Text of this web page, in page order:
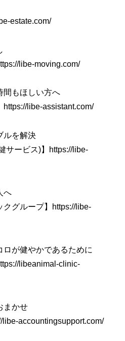
estate.com/
libe-moving.com/
もほしい方へ
https://libe-assistant.com/
ルを解決
サービス)】https://libe-
へ
クグループ】https://libe-
が健やかであるために
libeanimal-clinic-
まかせ
libe-accountingsupport.com/